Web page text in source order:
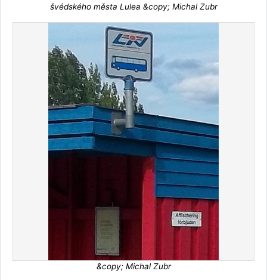
švédského města Lulea &copy; Michal Zubr
&copy; Michal Zubr